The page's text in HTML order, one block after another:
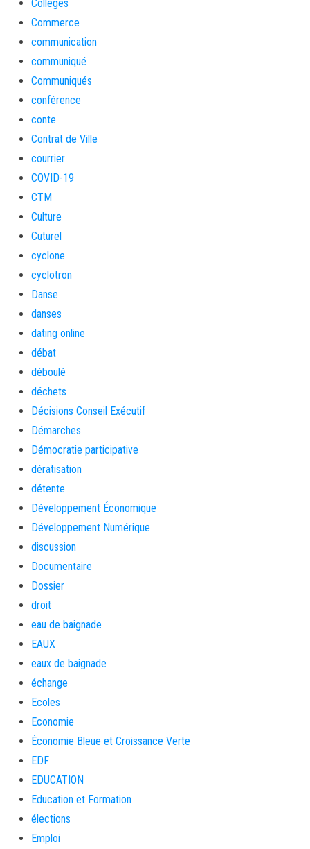
Collèges
Commerce
communication
communiqué
Communiqués
conférence
conte
Contrat de Ville
courrier
COVID-19
CTM
Culture
Cuturel
cyclone
cyclotron
Danse
danses
dating online
débat
déboulé
déchets
Décisions Conseil Exécutif
Démarches
Démocratie participative
dératisation
détente
Développement Économique
Développement Numérique
discussion
Documentaire
Dossier
droit
eau de baignade
EAUX
eaux de baignade
échange
Ecoles
Economie
Économie Bleue et Croissance Verte
EDF
EDUCATION
Education et Formation
élections
Emploi